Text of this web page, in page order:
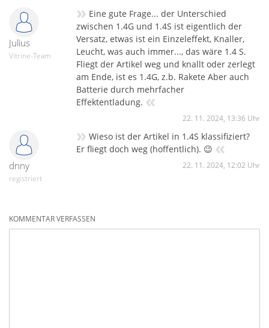
Julius
Vitrine-Team
» Eine gute Frage... der Unterschied
zwischen 1.4G und 1.4S ist eigentlich der
Versatz, etwas ist ein Einzeleffekt, Knaller,
Leucht, was auch immer..., das wäre 1.4 S.
Fliegt der Artikel weg und knallt oder zerlegt
am Ende, ist es 1.4G, z.b. Rakete Aber auch
Batterie durch mehrfacher
Effektentladung. «
22. 11. 2024, 13:36 Uhr
dnny
registriert
» Wieso ist der Artikel in 1.4S klassifiziert?
Er fliegt doch weg (hoffentlich). 😉 «
22. 11. 2024, 12:02 Uhr
KOMMENTAR VERFASSEN